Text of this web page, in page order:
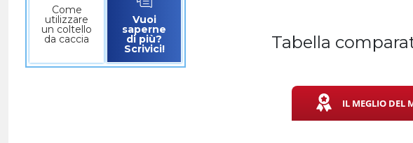
Come
utilizzare
un coltello
da caccia
Vuoi
saperne
di più?
Scrivici! Tabella
IL MEGLIO DEL